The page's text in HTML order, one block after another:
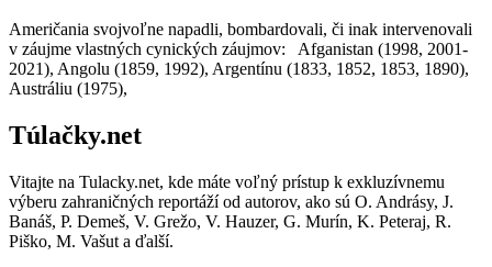
Američania svojvoľne napadli, bombardovali, či inak intervenovali
v záujme vlastných cynických záujmov: Afganistan (1998, 2001-
2021), Angolu (1859, 1992), Argentínu (1833, 1852, 1853, 1890),
Austráliu (1975),
Túlačky.net
Vitajte na Tulacky.net, kde máte voľný prístup k exkluzívnemu
výberu zahraničných reportáží od autorov, ako sú O. Andrásy, J.
Banáš, P. Demeš, V. Grežo, V. Hauzer, G. Murín, K. Peteraj, R.
Piško, M. Vašut a ďalší.